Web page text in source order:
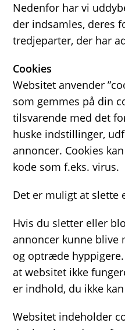
Nedenfor har vi
der indsamles, deres
tredjeparter, der har
Cookies
Websitet anvender
som gemmes på din
tilsvarende med det
huske indstillinger,
annoncer. Cookies
kode som f.eks. virus.
Det er muligt at slette
Hvis du sletter eller
annoncer kunne blive
og optræde
at websitet ikke
er indhold, du ikke
Websitet indeholder